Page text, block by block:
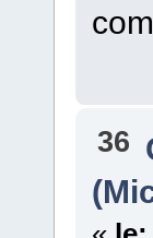
36